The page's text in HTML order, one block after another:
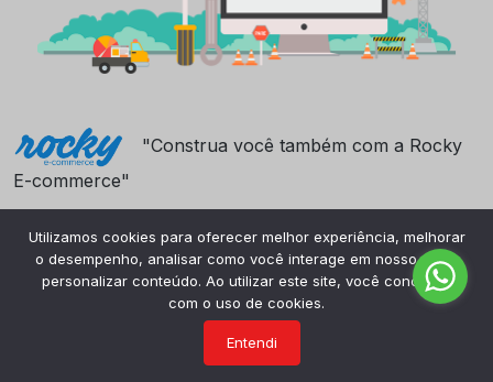
"Construa você também com a Rocky
E-commerce"
Utilizamos cookies para oferecer melhor experiência, melhorar
o desempenho, analisar como você interage em nosso site e
personalizar conteúdo. Ao utilizar este site, você concorda
com o uso de cookies.
Entendi